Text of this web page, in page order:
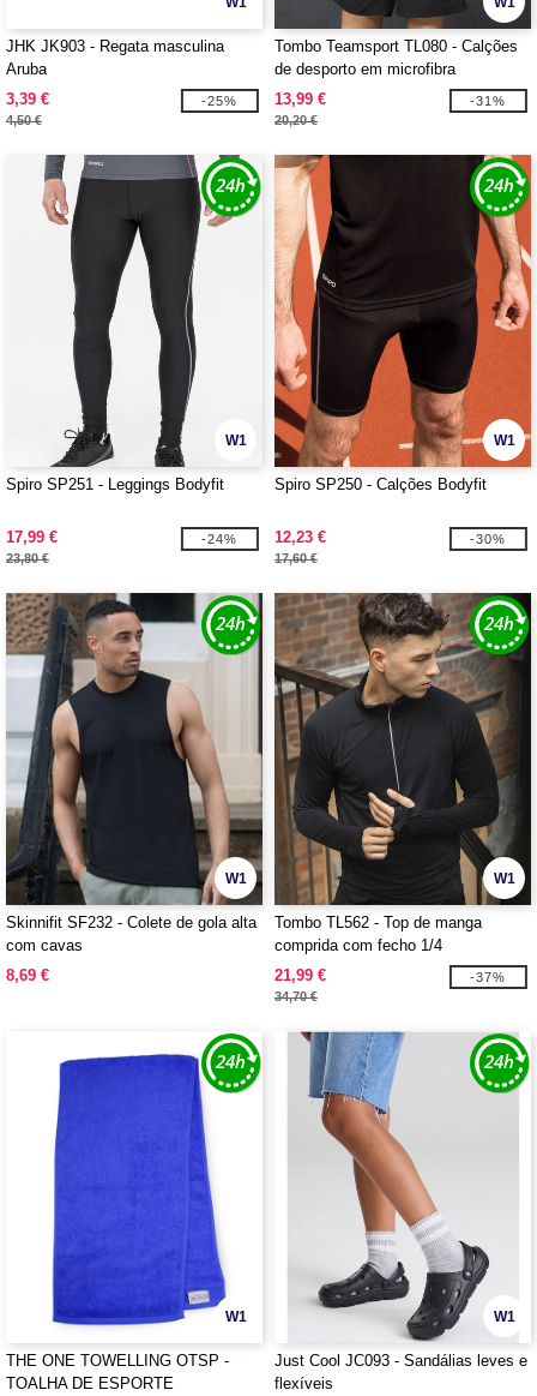
JHK JK903 - Regata masculina
Aruba
3,39 €
4,50 €
-25%
Tombo Teamsport TL080 - Calções
de desporto em microfibra
13,99 €
20,20 €
-31%
W1
Spiro SP251 - Leggings Bodyfit
17,99 €
23,80 €
-24%
W1
Spiro SP250 - Calções Bodyfit
12,23 €
17,60 €
-30%
W1
Skinnifit SF232 - Colete de gola alta
com cavas
8,69 €
W1
Tombo TL562 - Top de manga
comprida com fecho 1/4
21,99 €
34,70 €
-37%
W1
THE ONE TOWELLING OTSP -
TOALHA DE ESPORTE
W1
Just Cool JC093 - Sandálias leves e
flexíveis